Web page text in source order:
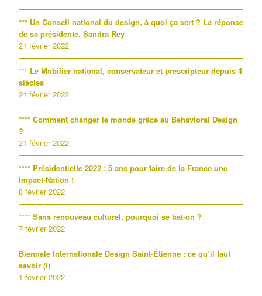
*** Un Conseil national du design, à quoi ça sert ? La réponse
de sa présidente, Sandra Rey
21 février 2022
*** Le Mobilier national, conservateur et prescripteur depuis 4
siècles
21 février 2022
**** Comment changer le monde grâce au Behavioral Design
?
21 février 2022
**** Présidentielle 2022 : 5 ans pour faire de la France une
Impact-Nation !
8 février 2022
**** Sans renouveau culturel, pourquoi se bat-on ?
7 février 2022
Biennale Internationale Design Saint-Étienne : ce qu’il faut
savoir (i)
1 février 2022